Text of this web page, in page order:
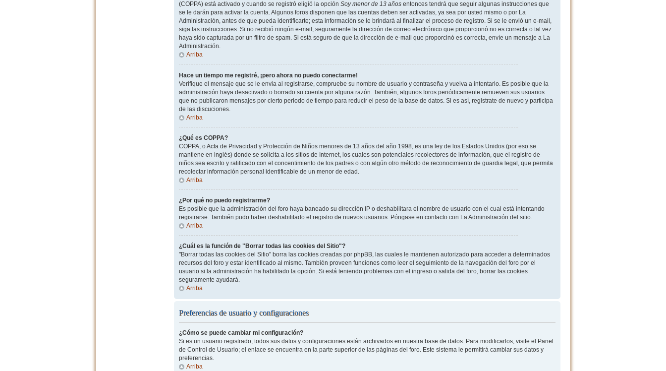
(COPPA) está activado y cuando se registró eligió la opción Soy menor de 13 añosentonces tendrá que seguir algunas instrucciones que
se le darán para activar la cuenta. Algunos foros disponen que las cuentas deben ser activadas, ya sea por usted mismo o por La
Administración, antes de que pueda identificarte; esta información se le brindará al finalizar el proceso de registro. Si se le envió un e-mail,
siga las instrucciones. Si no recibió ningún e-mail, seguramente la dirección de correo electrónico que proporcionó no es correcta o tal vez
haya sido capturada por un filtro de spam. Si está seguro de que la dirección de e-mail que proporcinó es correcta, envíe un mensaje a La
Administración.
Arriba
Hace un tiempo me registré, ¡pero ahora no puedo conectarme!
Verifique el mensaje que se le envia al registrarse, compruebe su nombre de usuario y contraseña y vuelva a intentarlo. Es posible que la
administración haya desactivado o borrado su cuenta por alguna razón. También, algunos foros periódicamente remueven sus usuarios
que no publicaron mensajes por cierto periodo de tiempo para reducir el peso de la base de datos. Si es así, registrate de nuevo y participa
de las discuciones.
Arriba
¿Qué es COPPA?
COPPA, o Acta de Privacidad y Protección de Niños menores de 13 años del año 1998, es una ley de los Estados Unidos (por eso se
mantiene en inglés) donde se solicita a los sitios de Internet, los cuales son potenciales recolectores de información, que el registro de
niños sea escrito y ratificado con el concentimiento de los padres o con algún otro método de reconocimiento de guardia legal, que permita
recolectar información personal identificable de un menor de edad.
Arriba
¿Por qué no puedo registrarme?
Es posible que la administración del foro haya baneado su dirección IP o deshabilitara el nombre de usuario con el cual está intentando
registrarse. También pudo haber deshabilitado el registro de nuevos usuarios. Póngase en contacto con La Administración del sitio.
Arriba
¿Cuál es la función de "Borrar todas las cookies del Sitio"?
"Borrar todas las cookies del Sitio" borra las cookies creadas por phpBB, las cuales le mantienen autorizado para acceder a determinados
recursos del foro y estar identificado al mismo. También proveen funciones como leer el seguimiento de la navegación del foro por el
usuario si la administración ha habilitado la opción. Si está teniendo problemas con el ingreso o salida del foro, borrar las cookies
seguramente ayudará.
Arriba
Preferencias de usuario y configuraciones
¿Cómo se puede cambiar mi configuración?
Si es un usuario registrado, todos sus datos y configuraciones están archivados en nuestra base de datos. Para modificarlos, visite el Panel
de Control de Usuario; el enlace se encuentra en la parte superior de las páginas del foro. Este sistema le permitirá cambiar sus datos y
preferencias.
Arriba